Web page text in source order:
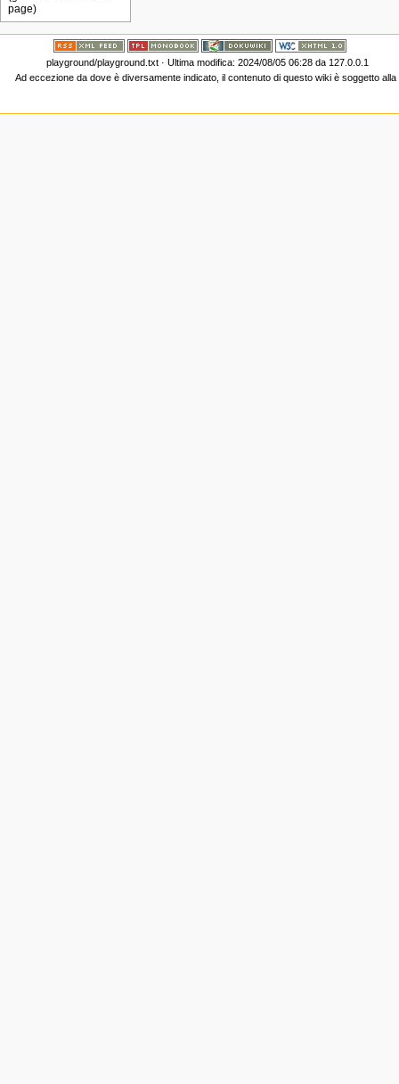
playground/playground.txt· Ultima modifica: 2024/08/05 06:28 da 127.0.0.1
Ad eccezione da dove è diversamente indicato, il contenuto di questo wiki è soggetto